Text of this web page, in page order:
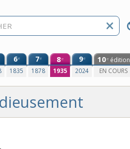
6e
1835
7e
1878
8e
1935
9e
2024
10e édition
EN COURS